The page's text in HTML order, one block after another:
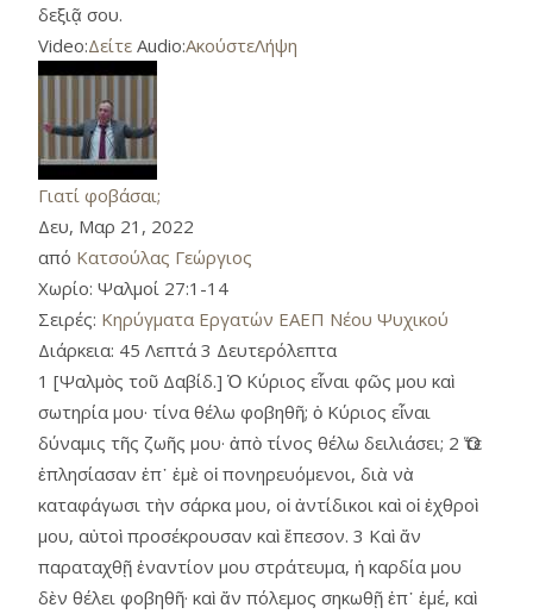
δεξιᾷ σου.
Video:Δείτε Audio:ΑκούστεΛήψη
Γιατί φοβάσαι;
Δευ, Μαρ 21, 2022
από Κατσούλας Γεώργιος
Χωρίο: Ψαλμοί 27:1-14
Σειρές: Κηρύγματα Εργατών ΕΑΕΠ Νέου Ψυχικού
Διάρκεια: 45 Λεπτά 3 Δευτερόλεπτα
1 [Ψαλμὸς τοῦ Δαβίδ.] Ὁ Κύριος εἶναι φῶς μου καὶ
σωτηρία μου· τίνα θέλω φοβηθῆ; ὁ Κύριος εἶναι
δύναμις τῆς ζωῆς μου· ἀπὸ τίνος θέλω δειλιάσει; 2 Ὅτε
ἐπλησίασαν ἐπ᾿ ἐμὲ οἱ πονηρευόμενοι, διὰ νὰ
καταφάγωσι τὴν σάρκα μου, οἱ ἀντίδικοι καὶ οἱ ἐχθροὶ
μου, αὐτοὶ προσέκρουσαν καὶ ἔπεσον. 3 Καὶ ἄν
παραταχθῇ ἐναντίον μου στράτευμα, ἡ καρδία μου
δὲν θέλει φοβηθῆ· καὶ ἄν πόλεμος σηκωθῇ ἐπ᾿ ἐμέ, καὶ